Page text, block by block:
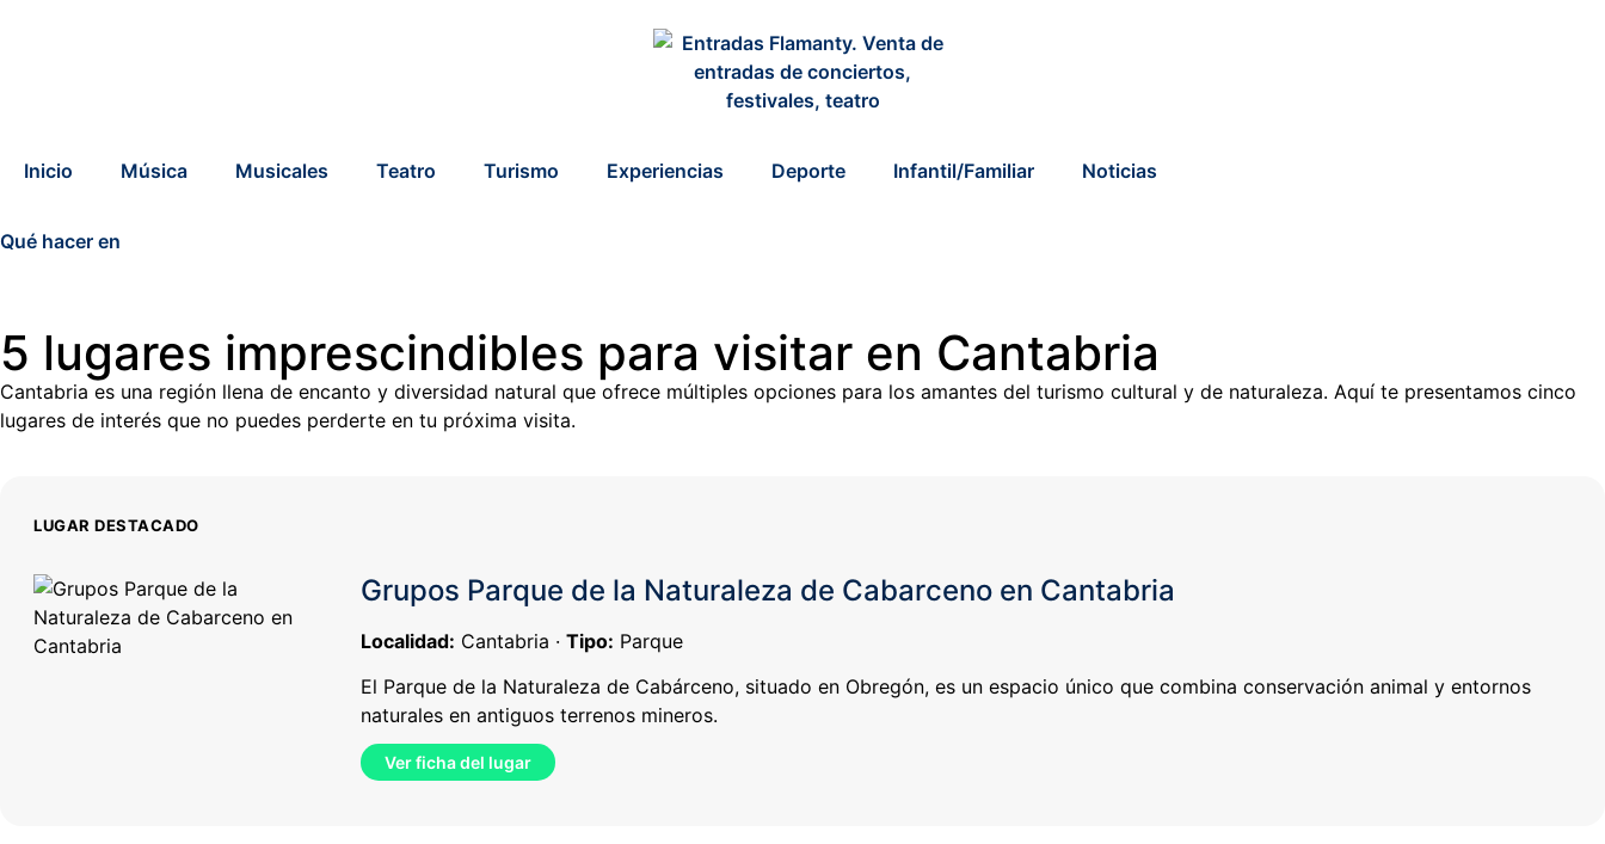
Inicio Música Musicales Teatro Turismo Experiencias Deporte Infantil/Familiar Noticias
Qué hacer en
5 lugares imprescindibles para visitar en Cantabria
Cantabria es una región llena de encanto y diversidad natural que ofrece múltiples opciones para los amantes del turismo cultural y de naturaleza. Aquí te presentamos cinco
lugares de interés que no puedes perderte en tu próxima visita.
LUGAR DESTACADO
Grupos Parque de la Naturaleza de Cabarceno en Cantabria
Localidad: Cantabria · Tipo: Parque
El Parque de la Naturaleza de Cabárceno, situado en Obregón, es un espacio único que combina conservación animal y entornos
naturales en antiguos terrenos mineros.
Ver ficha del lugar